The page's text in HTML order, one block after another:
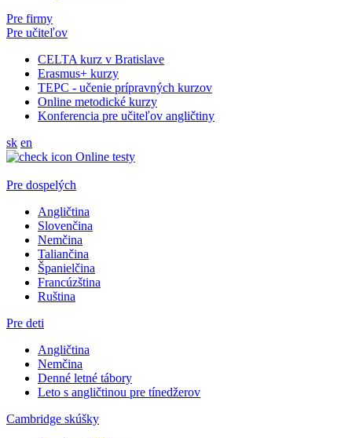
Pre firmy
Pre učiteľov
CELTA kurz v Bratislave
Erasmus+ kurzy
TEPC - učenie prípravných kurzov
Online metodické kurzy
Konferencia pre učiteľov angličtiny
sk en
Online testy
Pre dospelých
Angličtina
Slovenčina
Nemčina
Taliančina
Španielčina
Francúzština
Ruština
Pre deti
Angličtina
Nemčina
Denné letné tábory
Leto s angličtinou pre tínedžerov
Cambridge skúšky